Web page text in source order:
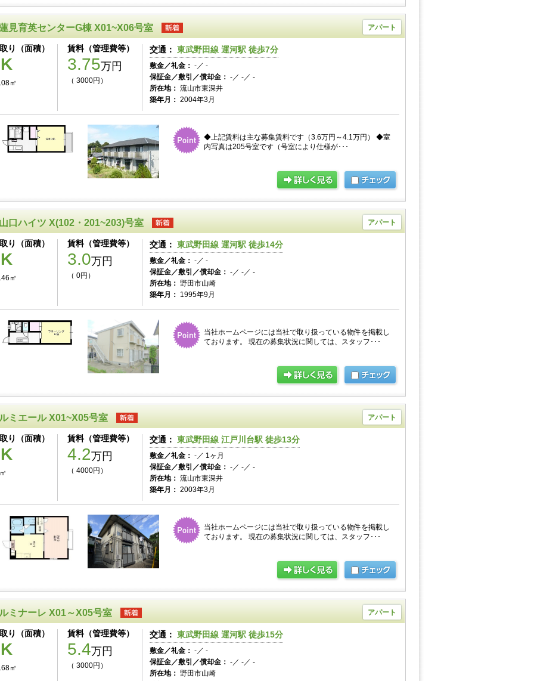
見育英センターG棟 X01~X06号室 アパート
り（面積）
㎡
賃料（管理費等）
3.75万円
（ 3000円）
交通： 東武野田線 運河駅 徒歩7分
敷金／礼金： -／ -
保証金／敷引／償却金： -／ -／ -
所在地： 流山市東深井
築年月： 2004年3月
◆上記賃料は主な募集賃料です（3.6万円～4.1万円） ◆室
内写真は205号室です（号室により仕様が･･･
口ハイツ X(102・201~203)号室 アパート
り（面積）
㎡
賃料（管理費等）
3.0万円
（ 0円）
交通： 東武野田線 運河駅 徒歩14分
敷金／礼金： -／ -
保証金／敷引／償却金： -／ -／ -
所在地： 野田市山崎
築年月： 1995年9月
当社ホームページには当社で取り扱っている物件を掲載し
ております。 現在の募集状況に関しては、スタッフ･･･
ミエール X01~X05号室 アパート
り（面積） 賃料（管理費等）
4.2万円
（ 4000円）
交通： 東武野田線 江戸川台駅 徒歩13分
敷金／礼金： -／ 1ヶ月
保証金／敷引／償却金： -／ -／ -
所在地： 流山市東深井
築年月： 2003年3月
当社ホームページには当社で取り扱っている物件を掲載し
ております。 現在の募集状況に関しては、スタッフ･･･
ミナーレ X01～X05号室 アパート
り（面積）
㎡
賃料（管理費等）
5.4万円
（ 3000円）
交通： 東武野田線 運河駅 徒歩15分
敷金／礼金： -／ -
保証金／敷引／償却金： -／ -／ -
所在地： 野田市山崎